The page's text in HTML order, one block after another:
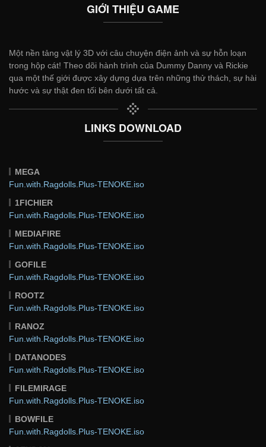
GIỚI THIỆU GAME
Một nền tảng vật lý 3D với câu chuyện điện ảnh và sự hỗn loạn
trong hộp cát! Theo dõi hành trình của Dummy Danny và Rickie
qua một thế giới được xây dựng dựa trên những thử thách, sự hài
hước và sự thật đen tối bên dưới tất cả.
LINKS DOWNLOAD
MEGA
Fun.with.Ragdolls.Plus-TENOKE.iso
1FICHIER
Fun.with.Ragdolls.Plus-TENOKE.iso
MEDIAFIRE
Fun.with.Ragdolls.Plus-TENOKE.iso
GOFILE
Fun.with.Ragdolls.Plus-TENOKE.iso
ROOTZ
Fun.with.Ragdolls.Plus-TENOKE.iso
RANOZ
Fun.with.Ragdolls.Plus-TENOKE.iso
DATANODES
Fun.with.Ragdolls.Plus-TENOKE.iso
FILEMIRAGE
Fun.with.Ragdolls.Plus-TENOKE.iso
BOWFILE
Fun.with.Ragdolls.Plus-TENOKE.iso